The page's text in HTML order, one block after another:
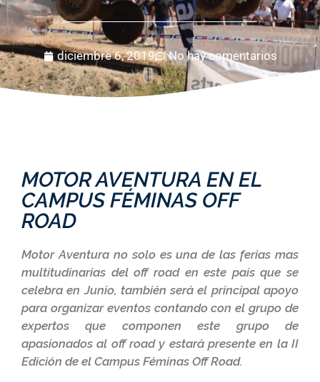
diciembre 6, 2019 No hay comentarios
MOTOR AVENTURA EN EL
CAMPUS FÉMINAS OFF
ROAD
Motor Aventura no solo es una de las ferias mas
multitudinarias del off road en este país que se
celebra en Junio, también será el principal apoyo
para organizar eventos contando con el grupo de
expertos que componen este grupo de
apasionados al off road y estará presente en la II
Edición de el Campus Féminas Off Road.